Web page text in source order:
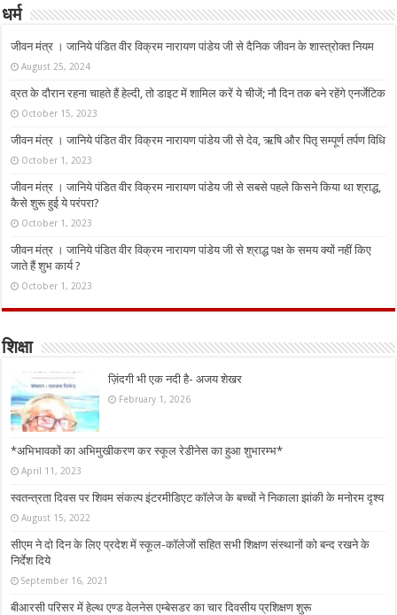
धर्म
जीवन मंत्र । जानिये पंडित वीर विक्रम नारायण पांडेय जी से दैनिक जीवन के शास्त्रोक्त नियम
August 25, 2024
व्रत के दौरान रहना चाहते हैं हेल्दी, तो डाइट में शामिल करें ये चीजें; नौ दिन तक बने रहेंगे एनर्जेटिक
October 15, 2023
जीवन मंत्र । जानिये पंडित वीर विक्रम नारायण पांडेय जी से देव, ऋषि और पितृ सम्पूर्ण तर्पण विधि
October 1, 2023
जीवन मंत्र । जानिये पंडित वीर विक्रम नारायण पांडेय जी से सबसे पहले किसने किया था श्राद्ध,
कैसे शुरू हुई ये परंपरा?
October 1, 2023
जीवन मंत्र । जानिये पंडित वीर विक्रम नारायण पांडेय जी से श्राद्ध पक्ष के समय क्यों नहीं किए
जाते हैं शुभ कार्य ?
October 1, 2023
शिक्षा
ज़िंदगी भी एक नदी है- अजय शेखर
February 1, 2026
*अभिभावकों का अभिमुखीकरण कर स्कूल रेडीनेस का हुआ शुभारम्भ*
April 11, 2023
स्वतन्त्रता दिवस पर शिवम संकल्प इंटरमीडिएट कॉलेज के बच्चों ने निकाला झांकी के मनोरम दृश्य
August 15, 2022
सीएम ने दो दिन के लिए प्रदेश में स्कूल-कॉलेजों सहित सभी शिक्षण संस्थानों को बन्द रखने के
निर्देश दिये
September 16, 2021
बीआरसी परिसर में हेल्थ एण्ड वेलनेस एम्बेसडर का चार दिवसीय प्रशिक्षण शुरू